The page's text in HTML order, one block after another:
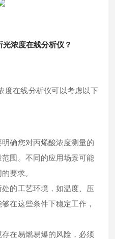
浓度在线分析仪？
度在线分析仪可以考虑以下
确您对丙烯酸浓度测量的
围。不同的应用场景可能
要求。
的工艺环境，如温度、压
在这些条件下稳定工作，
在易燃易爆的风险，必须